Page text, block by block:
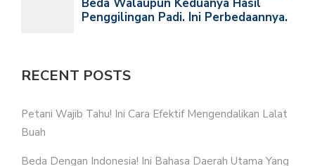
RECENT POSTS
Petani Wajib Tahu! Ini Cara Efektif Mengendalikan Lalat
Buah
Beda Dengan Indonesia! Ini Bahasa Daerah Utama Yang